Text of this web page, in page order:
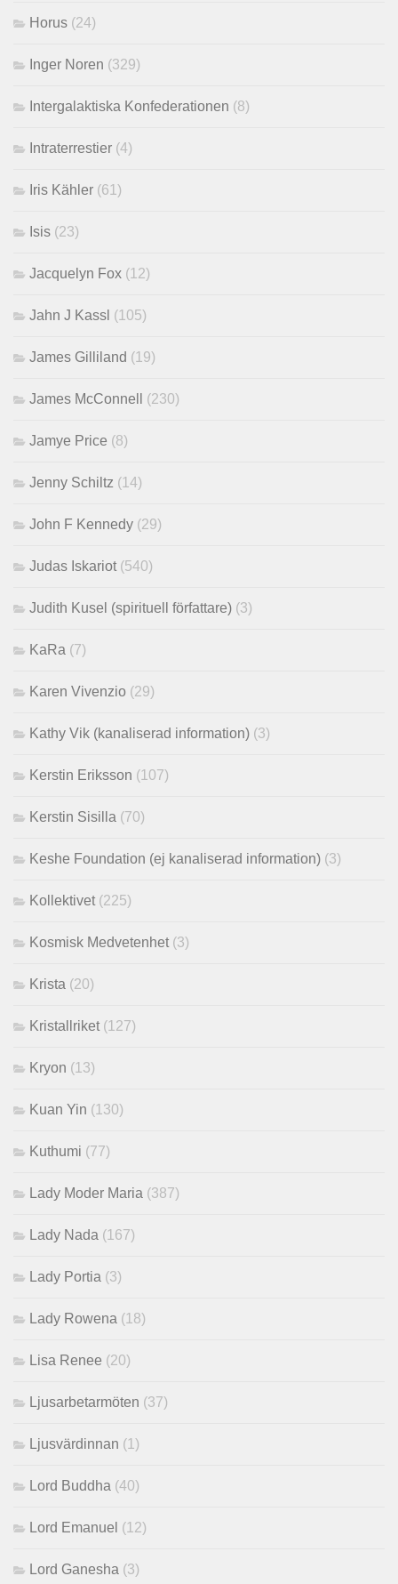
Horus (24)
Inger Noren (329)
Intergalaktiska Konfederationen (8)
Intraterrestier (4)
Iris Kähler (61)
Isis (23)
Jacquelyn Fox (12)
Jahn J Kassl (105)
James Gilliland (19)
James McConnell (230)
Jamye Price (8)
Jenny Schiltz (14)
John F Kennedy (29)
Judas Iskariot (540)
Judith Kusel (spirituell författare) (3)
KaRa (7)
Karen Vivenzio (29)
Kathy Vik (kanaliserad information) (3)
Kerstin Eriksson (107)
Kerstin Sisilla (70)
Keshe Foundation (ej kanaliserad information) (3)
Kollektivet (225)
Kosmisk Medvetenhet (3)
Krista (20)
Kristallriket (127)
Kryon (13)
Kuan Yin (130)
Kuthumi (77)
Lady Moder Maria (387)
Lady Nada (167)
Lady Portia (3)
Lady Rowena (18)
Lisa Renee (20)
Ljusarbetarmöten (37)
Ljusvärdinnan (1)
Lord Buddha (40)
Lord Emanuel (12)
Lord Ganesha (3)